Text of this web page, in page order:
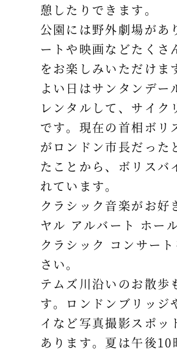
憩したりできます。
公園には野外劇場があ
ートや映画などたくさ
をお楽しみいただけま
よい日はサンタンデー
レンタルして、サイク
です。現在の首相ボリ
がロンドン市長だった
たことから、ボリスバ
れています。
クラシック音楽がお好
ヤル アルバート ホー
クラシック コンサー
さい。
テムズ川沿いのお散歩
す。ロンドンブリッジ
イなど写真撮影スポッ
あります。夏は午後10